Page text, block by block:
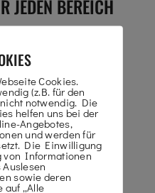
JEDEN BEREICH
Maschine für
MASCHINEN
von uns in
und
Cookies.
(z.B. für den
notwendig. Die
helfen uns bei der
Angebotes,
und werden für
Die Einwilligung
von Informationen
sowie deren
auf „Alle